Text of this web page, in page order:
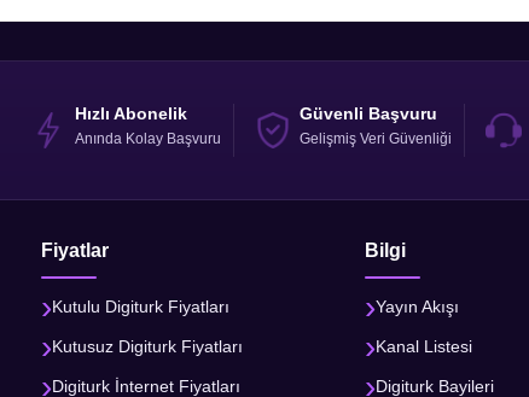
Hızlı Abonelik
Anında Kolay Başvuru
Güvenli Başvuru
Gelişmiş Veri Güvenliği
Fiyatlar
Kutulu Digiturk Fiyatları
Kutusuz Digiturk Fiyatları
Digiturk İnternet Fiyatları
Bilgi
Yayın Akışı
Kanal Listesi
Digiturk Bayileri